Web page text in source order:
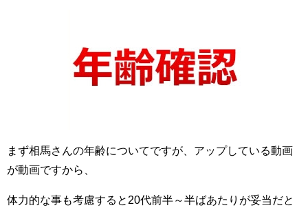
まず相馬さんの年齢についてですが、アップしている動画
が動画ですから、
体力的な事も考慮すると20代前半～半ばあたりが妥当だと